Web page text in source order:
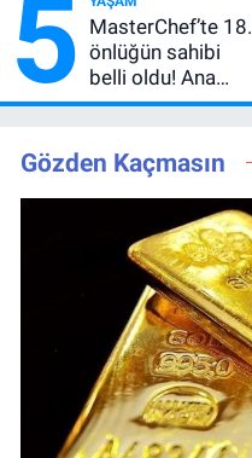
5 MasterChef’te 18.
önlüğün sahibi
belli oldu! Ana
kadroya giren
oldu?
Gözden Kaçmasın